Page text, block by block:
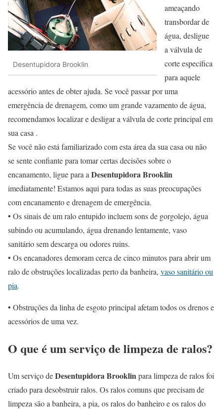
Desentupidora Brooklin
ameaçando
transbordar de
água, desligue
a válvula de
corte específica
para aquele
acessório antes de obter ajuda. Se você passar por uma
emergência de drenagem, como um grande vazamento de água,
recomendamos localizar e desligar a válvula de corte principal em
sua casa .
Se você não está familiarizado com esta área da sua casa ou não
se sente confiante para tomar certas decisões sobre o
encanamento, ligue para a Desentupidora Brooklin
imediatamente! Estamos aqui para todas as suas preocupações
com encanamento e drenagem de emergência.
• Os sinais de um ralo entupido incluem sons de gorgolejo, água
subindo ou acumulando, água drenando lentamente, vaso
sanitário sem descarga ou odores ruins.
• Os encanadores demoram cerca de cinco minutos para abrir um
ralo de obstruções localizadas perto da banheira, vaso sanitário ou
pia.
• Obstruções da linha de esgoto principal afetam todos os drenos e
acessórios de uma vez.
O que é um serviço de limpeza de ralos?
Um serviço deDesentupidora Brooklinpara limpeza de ralos foi
criado para desobstruir ralos. Os ralos comuns que precisam de
limpeza são a banheira, a pia, os ralos do banheiro e os ralos do